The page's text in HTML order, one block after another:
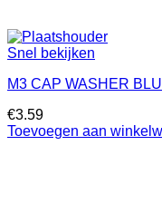
Snel bekijken
M3 CAP WASHER
€3.59
Toevoegen aan